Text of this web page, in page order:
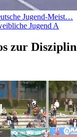
Jugend-Meist…
Jugend A
zur Disziplin